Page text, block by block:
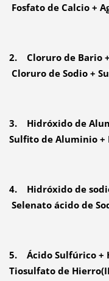
Fosfato de Calcio +
2. Cloruro de Bario +
Cloruro de Sodio +
3. Hidróxido de
Sulfito de Aluminio
4. Hidróxido de sodio
Selenato ácido de
5. Ácido Sulfúrico +
Tiosulfato de